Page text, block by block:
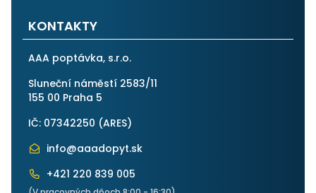
KONTAKTY
AAA poptávka, s.r.o.
Sluneční náměstí 2583/11
155 00 Praha 5
IČ: 07342250 (ARES)
info@aaadopyt.sk
+421 220 839 005